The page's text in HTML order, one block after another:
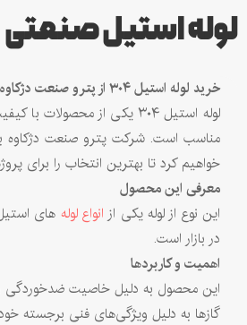
لوله استیل صنعتی
خرید لوله استیل۳۰۴ از پترو صنعت دژکاوه
لوله استیل ۳۰۴ یکی از
خواهیم کرد تا بهترین انتخاب را برای
معرفی این محصول
این نوع از لوله یکی از انواع لوله‌ های
در بازار است.
اهمیت و کاربردها
این محصول به دلیل خاصیت ضدخوردگی و
گازها به دلیل ویژگی‌های فنی برجسته